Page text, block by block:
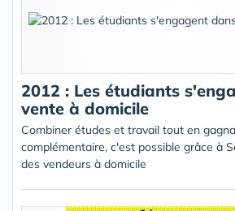
2012 : Les étudiants
vente à domicile
Combiner études et travail tout en
complémentaire, c'est possible grâce à
des vendeurs à domicile